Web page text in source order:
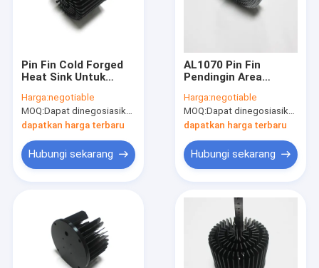
Pin Fin Cold Forged
Heat Sink Untuk
ISO 9001
Harga:negotiable
MOQ:Dapat dinegosiasikan
dapatkan harga terbaru
Hubungi sekarang
AL1070 Pin Fin
Pendingin Area
Disesuaikan Dengan
Cetakan Keluar
Harga:negotiable
MOQ:Dapat dinegosiasikan
dapatkan harga terbaru
Hubungi sekarang